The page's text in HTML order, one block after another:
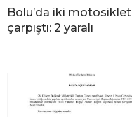
Bolu’da iki motosiklet
çarpıştı: 2 yaralı